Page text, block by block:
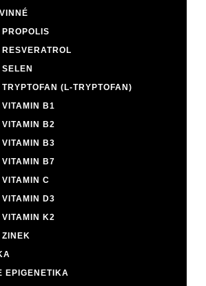
VINNÉ
PROPOLIS
RESVERATROL
SELEN
TRYPTOFAN (L-TRYPTOFAN)
VITAMIN B1
VITAMIN B2
VITAMIN B3
VITAMIN B7
VITAMIN C
VITAMIN D3
VITAMIN K2
ZINEK
EPIGENETIKA